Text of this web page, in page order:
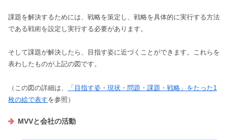
課題を解決するためには、戦略を策定し、戦略を具体的に実行する方法
である戦術を設定し実行する必要があります。
そして課題が解決したら、目指す姿に近づくことができます。これらを
表わしたものが上記の図です。
（この図の詳細は、
「目指す姿・現状・問題・課題・戦略」をたった1
枚の絵で表すを参照）
MVVと会社の活動